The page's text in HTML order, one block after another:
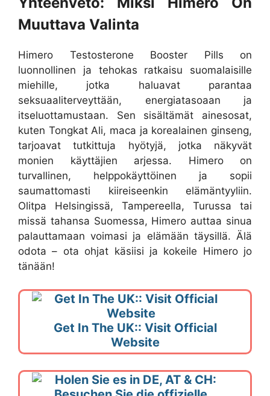
Muuttava Valinta
Himero Testosterone Booster Pills on
luonnollinen ja tehokas ratkaisu suomalaisille
miehille, jotka haluavat parantaa
seksuaaliterveyttään, energiatasoaan ja
itseluottamustaan. Sen sisältämät ainesosat,
kuten Tongkat Ali, maca ja korealainen ginseng,
tarjoavat tutkittuja hyötyjä, jotka näkyvät
monien käyttäjien arjessa. Himero on
turvallinen, helppokäyttöinen ja sopii
saumattomasti kiireiseenkin elämäntyyliin.
Olitpa Helsingissä, Tampereella, Turussa tai
missä tahansa Suomessa, Himero auttaa sinua
palauttamaan voimasi ja elämään täysillä. Älä
odota – ota ohjat käsiisi ja kokeile Himero jo
tänään!
Get In The UK:: Visit Official
Website